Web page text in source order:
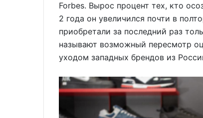
Forbes. Вырос процент тех, кто
2 года он увеличился почти в
приобретали за последний раз
называют возможный пересмотр
уходом западных брендов из